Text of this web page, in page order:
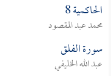
الحاكمية 8
محمد عبد المقصود
سورة الفلق
عبد الله الخليفي